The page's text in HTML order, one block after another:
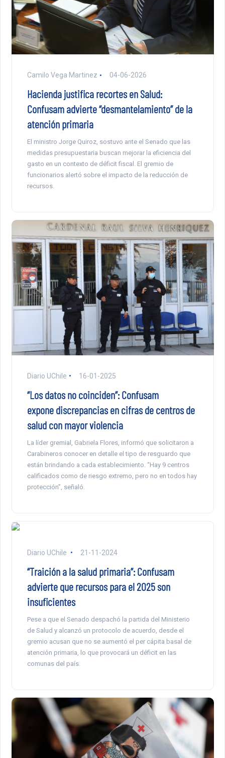
Camilo Vega Martinez 04-06-2026
Hacienda justifica recortes en Salud:
Confusam advierte “desmantelamiento” de la
atención primaria
El ministro Jorge Quiroz, sostuvo ante el Senado que las
medidas presupuestaria buscan mejorar la eficiencia del
gasto en un contexto de déficit fiscal. El gremio de
funcionarios alertó sobre el impacto de la reducción de
recursos.
Diario UChile 16-01-2025
“Los datos no coinciden”: Confusam
expone discrepancias en cifras de centros de
salud con mayor violencia
La líder gremial, Gabriela Flores, informó que solicitaron a
Carabineros conocer en detalle el tipo de resguardo que
están brindando a cada establecimiento. “Hay 9 centros
calificados como de riesgo extremo, pero no en todos hay
protección”, señaló.
Diario UChile 21-11-2024
“Traición a la salud primaria”: Confusam
advierte que recursos para el 2025 son
insuficientes
Pese a que el Senado despachó la partida del Ministerio
de Salud y alcanzó un protocolo de acuerdo, desde el
gremio acusan que no se aumentó el per cápita basal de
atención primaria, lo que provocará un déficit en las
comunas del país.